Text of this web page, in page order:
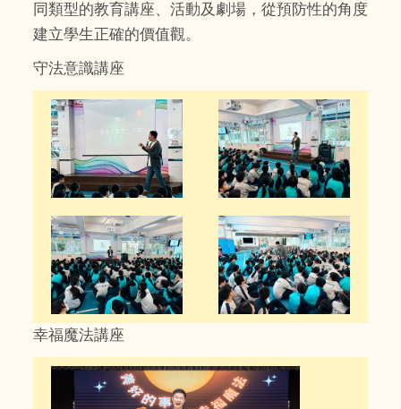
同類型的教育講座、活動及劇場，從預防性的角度
建立學生正確的價值觀。
守法意識講座
幸福魔法講座